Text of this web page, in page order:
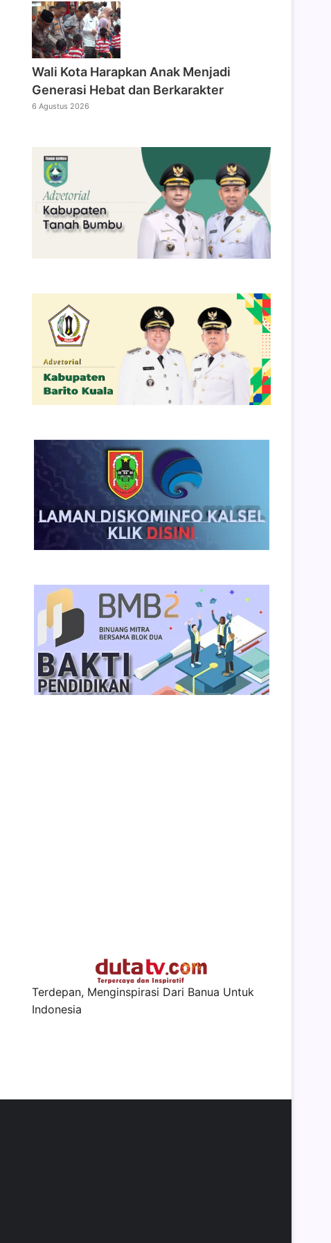
Wali Kota Harapkan Anak Menjadi
Generasi Hebat dan Berkarakter
6 Agustus 2026
Terdepan, Menginspirasi Dari Banua Untuk
Indonesia